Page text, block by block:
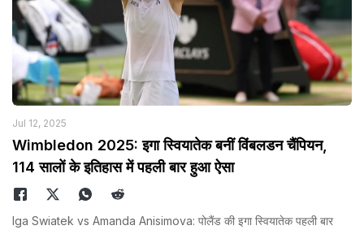
Jul 12, 2025
Wimbledon 2025: इगा स्वियातेक बनीं विंबलडन चैंपियन,
114 सालों के इतिहास में पहली बार हुआ ऐसा
Iga Swiatek vs Amanda Anisimova: पोलैंड की इगा स्वियातेक पहली बार